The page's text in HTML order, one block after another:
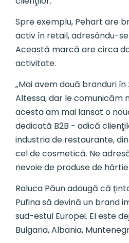
Spre exemplu, Pehart are
activ în retail, adresându-
Această marcă are circa
activitate.
„Mai avem două branduri
Altessa, dar le comunicăm
acesta am mai lansat o
dedicată B2B - adică
industria de res­tau­rante,
cel de cos­metică. Ne
nevoie de produse de
Raluca Păun adaugă că
Pufina să devină un brand
sud-estul Europei. El este
Bulgaria, Albania,